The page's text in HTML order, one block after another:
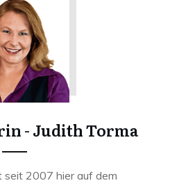
- Judith Torma
seit 2007 hier auf dem